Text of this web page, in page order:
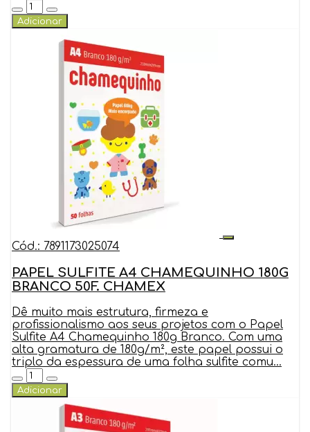
Adicionar
Cód.: 7891173025074
PAPEL SULFITE A4 CHAMEQUINHO 180G
BRANCO 50F. CHAMEX
Dê muito mais estrutura, firmeza e
profissionalismo aos seus projetos com o Papel
Sulfite A4 Chamequinho 180g Branco. Com uma
alta gramatura de 180g/m², este papel possui o
triplo da espessura de uma folha sulfite comu...
Adicionar